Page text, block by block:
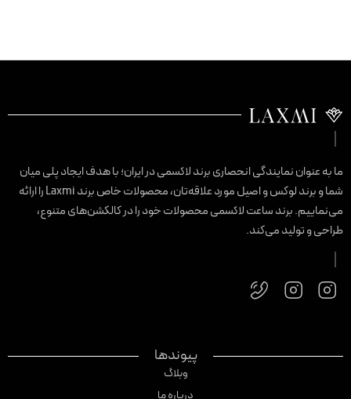
ما به عنوان نمایندگی انحصاری برند لاکسمی در ایران؛ با هدف ایجاد پلی میان
شما و برند لوکس و اصیل مورد علاقه‌تان، محصولات خاص برند Laxmi را ارائه
می‌نماییم. برند ساعت لاکسمی محصولات خود را در کالکشن‌های متنوع،
طراحی و تولید می‌کند.
پیوندها
وبلاگ
درباره ما